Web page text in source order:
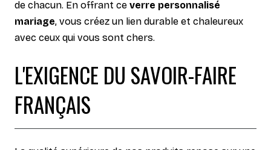
de chacun. En offrant ce verre personnalisé
mariage, vous créez un lien durable et chaleureux
avec ceux qui vous sont chers.
L'EXIGENCE DU SAVOIR-FAIRE
FRANÇAIS